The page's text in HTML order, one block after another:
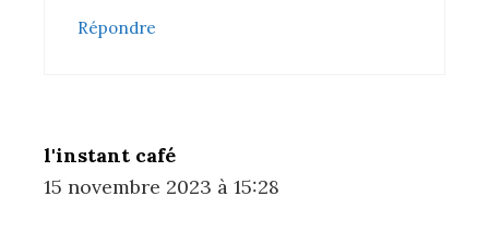
Répondre
l'instant café
15 novembre 2023 à 15:28